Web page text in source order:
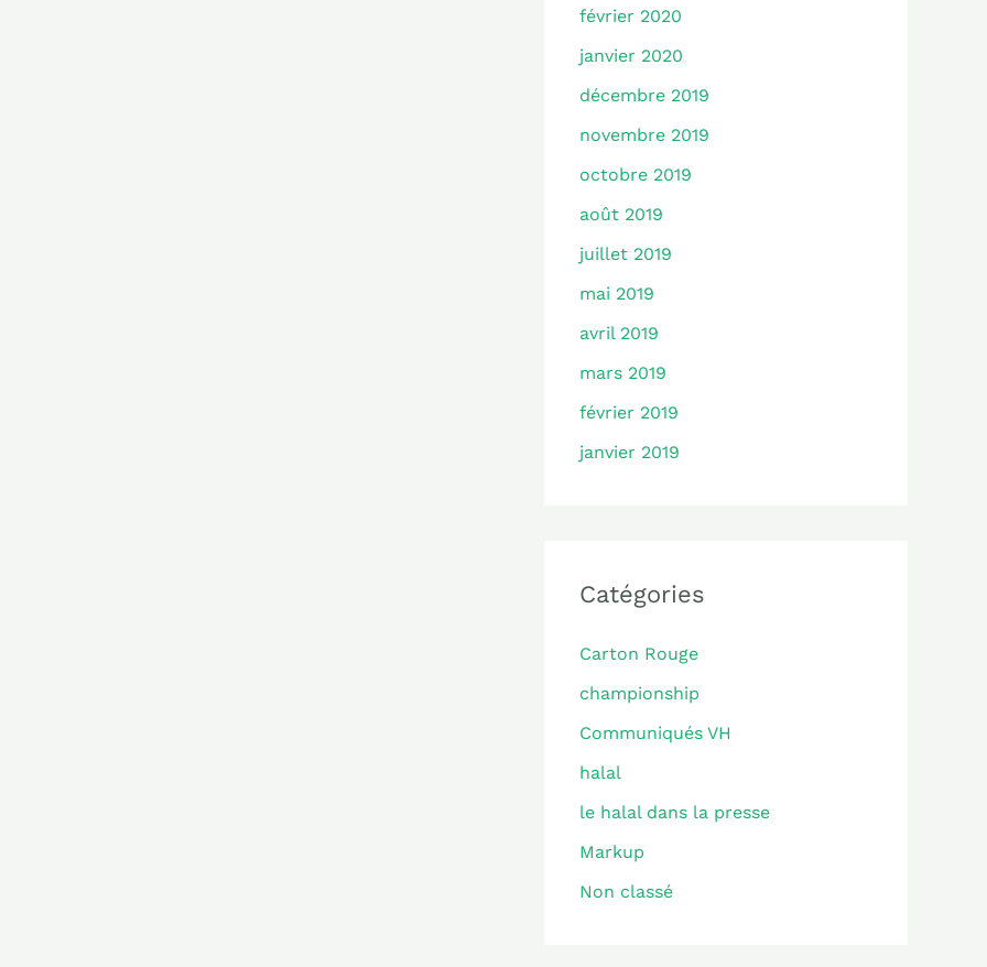
février 2020
janvier 2020
décembre 2019
novembre 2019
octobre 2019
août 2019
juillet 2019
mai 2019
avril 2019
mars 2019
février 2019
janvier 2019
Catégories
Carton Rouge
championship
Communiqués VH
halal
le halal dans la presse
Markup
Non classé